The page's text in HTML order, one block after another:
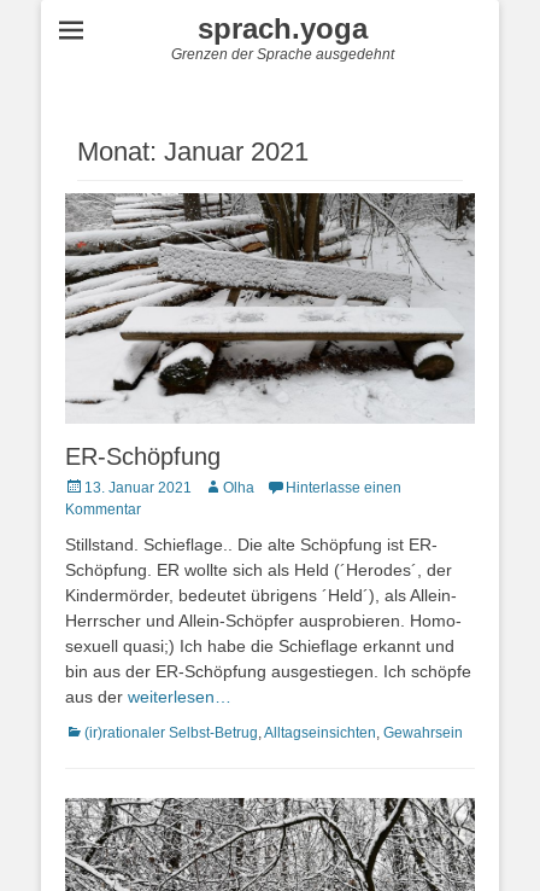
sprach.yoga
Grenzen der Sprache ausgedehnt
Monat: Januar 2021
ER-Schöpfung
Posted
on
13. Januar 2021 AutorOlha
Hinterlasse einen
Kommentar
Stillstand. Schieflage.. Die alte Schöpfung ist ER-
Schöpfung. ER wollte sich als Held (´Herodes´, der
Kindermörder, bedeutet übrigens ´Held´), als Allein-
Herrscher und Allein-Schöpfer ausprobieren. Homo-
sexuell quasi;) Ich habe die Schieflage erkannt und
bin aus der ER-Schöpfung ausgestiegen. Ich schöpfe
aus der weiterlesen…
Kategorien
(ir)rationaler Selbst-Betrug,Alltagseinsichten, Gewahrsein